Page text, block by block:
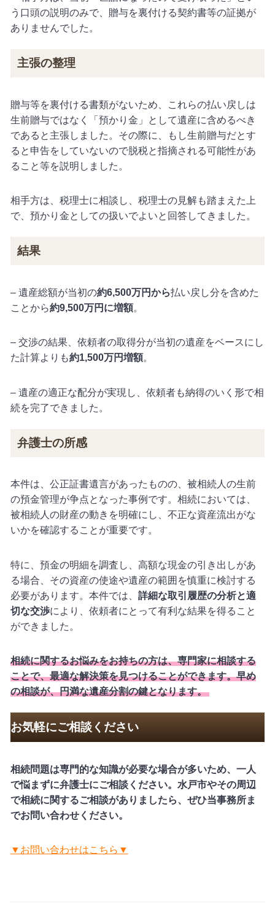
う口頭の説明のみで、贈与を裏付ける契約書等の証拠が
ありませんでした。
主張の整理
贈与等を裏付ける書類がないため、これらの払い戻しは
生前贈与ではなく「預かり金」として遺産に含めるべき
であると主張しました。その際に、もし生前贈与だとす
ると申告をしていないので脱税と指摘される可能性があ
ること等を説明しました。
相手方は、税理士に相談し、税理士の見解も踏まえた上
で、預かり金としての扱いでよいと回答してきました。
結果
– 遺産総額が当初の約6,500万円から払い戻し分を含めた
ことから約9,500万円に増額。
– 交渉の結果、依頼者の取得分が当初の遺産をベースにし
た計算よりも約1,500万円増額。
– 遺産の適正な配分が実現し、依頼者も納得のいく形で相
続を完了できました。
弁護士の所感
本件は、公正証書遺言があったものの、被相続人の生前
の預金管理が争点となった事例です。相続においては、
被相続人の財産の動きを明確にし、不正な資産流出がな
いかを確認することが重要です。
特に、預金の明細を調査し、高額な現金の引き出しがあ
る場合、その資産の使途や遺産の範囲を慎重に検討する
必要があります。本件では、 詳細な取引履歴の分析と適
切な交渉により、依頼者にとって有利な結果を得ること
ができました。
相続に関するお悩みをお持ちの方は、専門家に相談する
ことで、最適な解決策を見つけることができます。早め
の相談が、円満な遺産分割の鍵となります。
お気軽にご相談ください
相続問題は専門的な知識が必要な場合が多いため、一人
で悩まずに弁護士にご相談ください。水戸市やその周辺
で相続に関するご相談がありましたら、ぜひ当事務所ま
でお問い合わせください。
▼お問い合わせはこちら▼